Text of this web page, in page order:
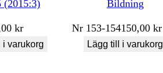
(2015:3)
kr
i varukorg
Bildning
Nr 153-154150,00kr
Lägg till i varukorg